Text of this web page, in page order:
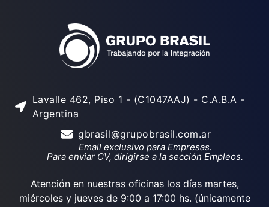
Lavalle 462, Piso 1 - (C1047AAJ) - C.A.B.A -
Argentina
gbrasil@grupobrasil.com.ar
Email exclusivo para Empresas.
Para enviar CV, dirigirse a la sección Empleos.
Atención en nuestras oficinas los días martes,
miércoles y jueves de 9:00 a 17:00 hs. (únicamente